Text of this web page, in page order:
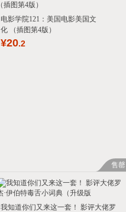
电影学院121：美国电影美国文
化 （插图第4版）
¥20.2
售罄
我知道你们又来这一套！ 影评大佬罗